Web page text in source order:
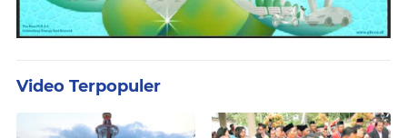
Video Terpopuler